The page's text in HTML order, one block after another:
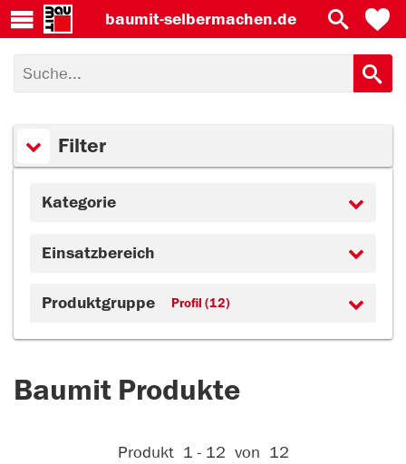
baumit-selbermachen.de
Filter
Kategorie
Einsatzbereich
Produktgruppe Profil (12)
Baumit Produkte
Aktive Filter:
Produkt 1 - 12 von 12